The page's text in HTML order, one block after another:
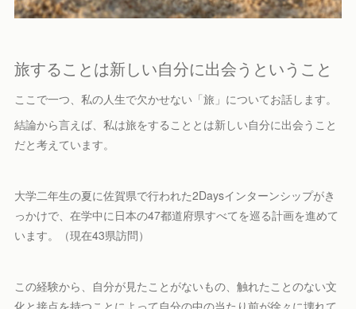
旅することは新しい自分に出会うということ
ここで一つ、私の人生で欠かせない「旅」についてお話します。
結論から言えば、私は旅をすることとは新しい自分に出会うこと
だと考えています。
大学二年生の夏に佐賀県で行われた2Daysインターンシップがき
っかけで、在学中に日本の47都道府県すべてを巡る計画を進めて
います。（現在43県訪問）
この経験から、自分が見たことがないもの、触れたことのない文
化と接点を持つことによって自分の中の当たり前が徐々に壊れて